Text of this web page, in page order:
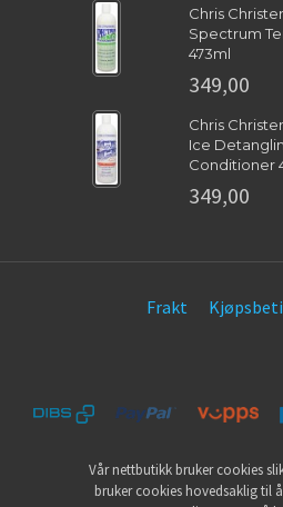
Chris
Spectrum
473ml
349,00
Chris
Ice
Conditioner
349,00
Frakt
Vår nettbutikk bruker cookies
bruker cookies hovedsaklig til